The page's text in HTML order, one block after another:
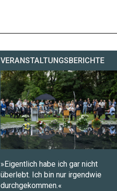
VERANSTALTUNGSBERICHTE
»Eigentlich habe ich gar nicht
überlebt. Ich bin nur irgendwie
durchgekommen.«